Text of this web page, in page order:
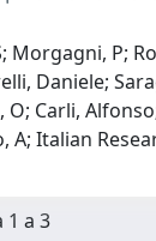
Morgagni, P;
Daniele;
O; Carli,
A; Italian
a 3